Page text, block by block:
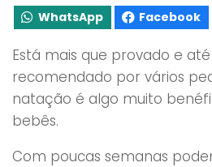
WhatsApp Facebook
Está mais que provado e
recomendado por vários
natação é algo muito
bebês.
Com poucas semanas